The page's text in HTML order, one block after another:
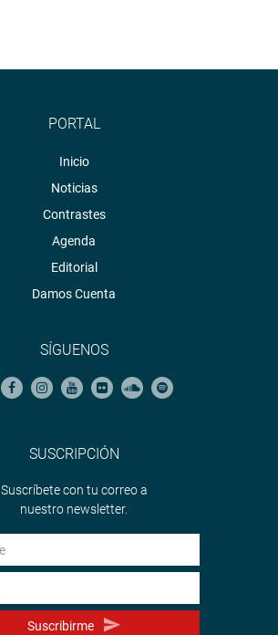
PORTAL
Inicio
Noticias
Contrastes
Agenda
Editorial
Damos Cuenta
SÍGUENOS
SUSCRIPCIÓN
Suscríbete con tu correo a
nuestro newsletter.
Suscribirme